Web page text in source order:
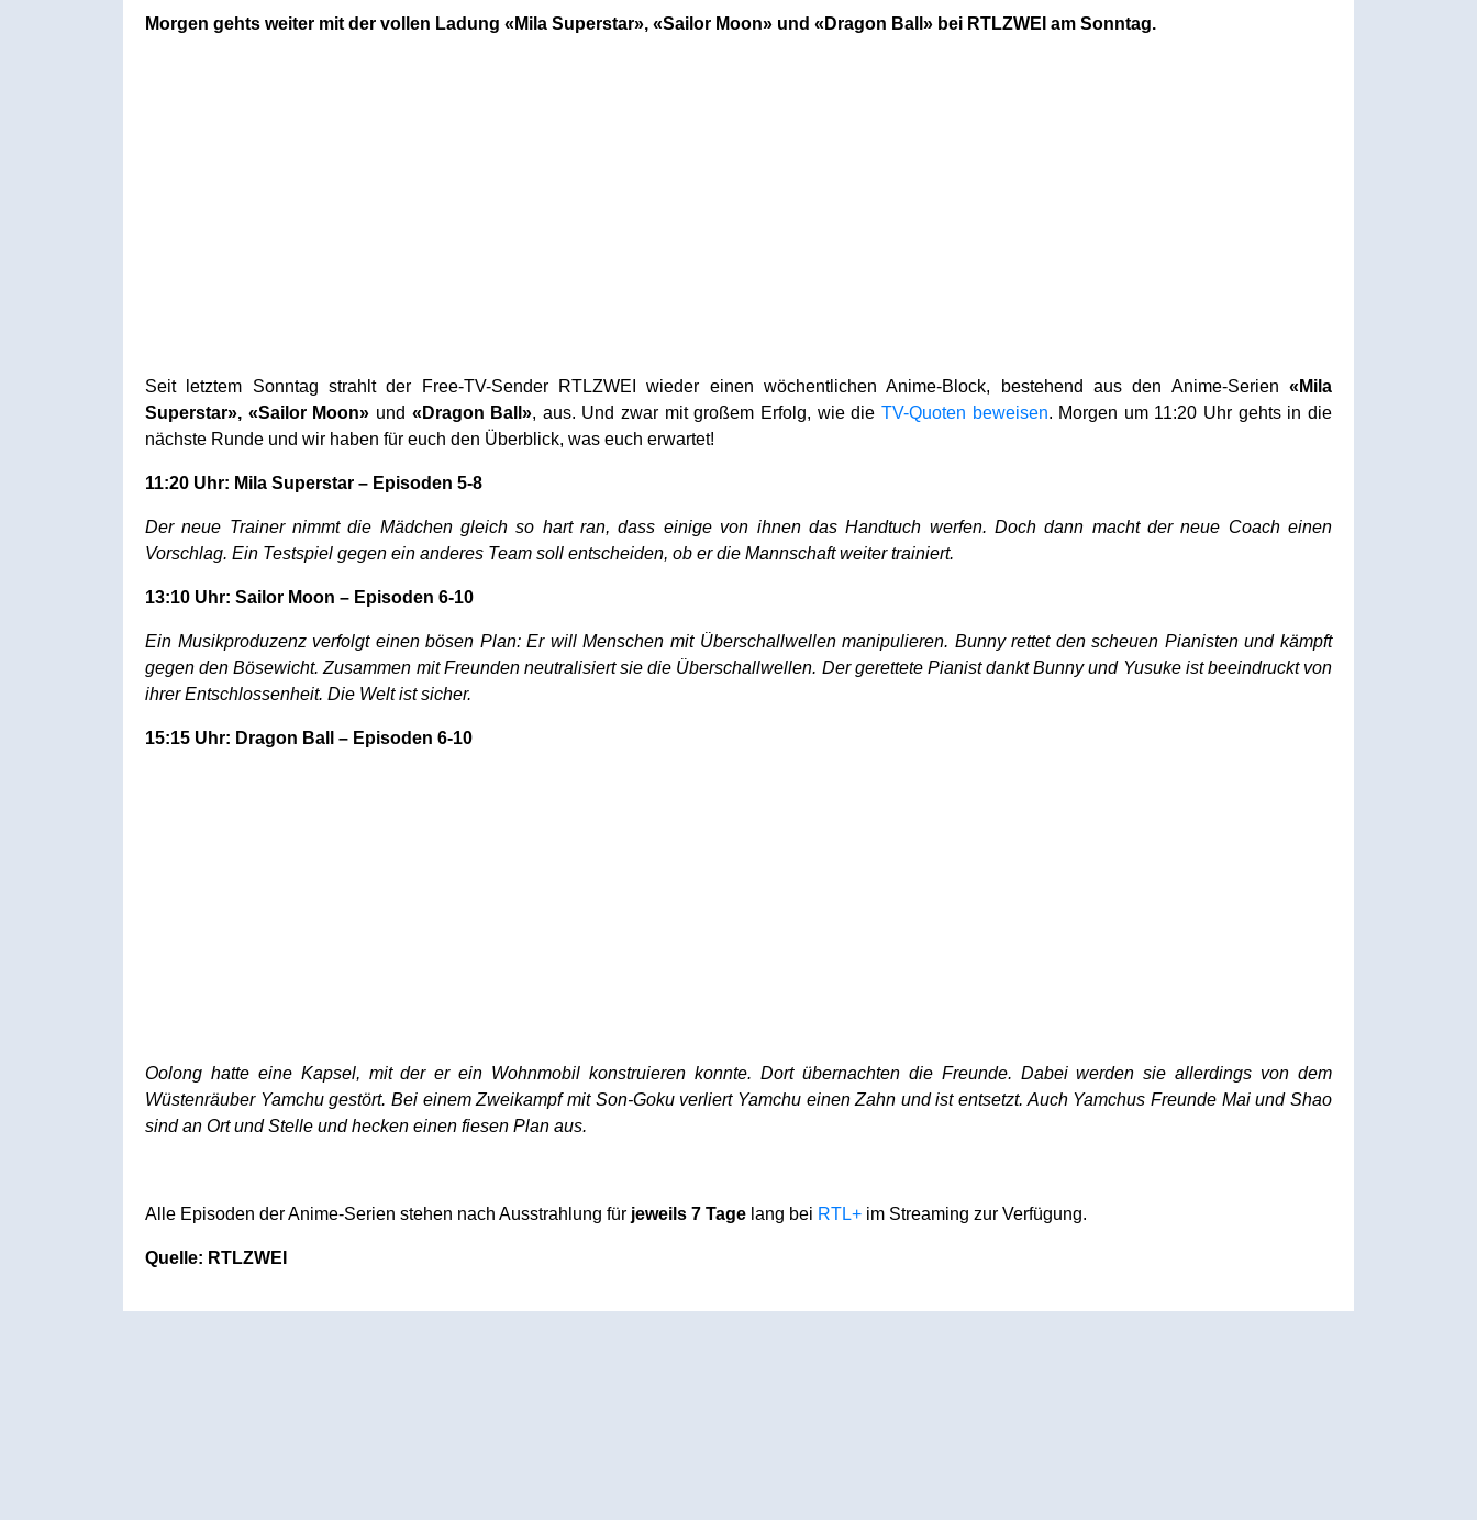
Morgen gehts weiter mit der vollen Ladung «Mila Superstar», «Sailor Moon» und «Dragon Ball» bei RTLZWEI am Sonntag.
Seit letztem Sonntag strahlt der Free-TV-Sender RTLZWEI wieder einen wöchentlichen Anime-Block, bestehend aus den Anime-Serien «Mila
Superstar», «Sailor Moon» und «Dragon Ball», aus. Und zwar mit großem Erfolg, wie die TV-Quoten beweisen. Morgen um 11:20 Uhr gehts in die
nächste Runde und wir haben für euch den Überblick, was euch erwartet!
11:20 Uhr: Mila Superstar – Episoden 5-8
Der neue Trainer nimmt die Mädchen gleich so hart ran, dass einige von ihnen das Handtuch werfen. Doch dann macht der neue Coach einen
Vorschlag. Ein Testspiel gegen ein anderes Team soll entscheiden, ob er die Mannschaft weiter trainiert.
13:10 Uhr: Sailor Moon – Episoden 6-10
Ein Musikproduzenz verfolgt einen bösen Plan: Er will Menschen mit Überschallwellen manipulieren. Bunny rettet den scheuen Pianisten und kämpft
gegen den Bösewicht. Zusammen mit Freunden neutralisiert sie die Überschallwellen. Der gerettete Pianist dankt Bunny und Yusuke ist beeindruckt von
ihrer Entschlossenheit. Die Welt ist sicher.
15:15 Uhr: Dragon Ball – Episoden 6-10
Oolong hatte eine Kapsel, mit der er ein Wohnmobil konstruieren konnte. Dort übernachten die Freunde. Dabei werden sie allerdings von dem
Wüstenräuber Yamchu gestört. Bei einem Zweikampf mit Son-Goku verliert Yamchu einen Zahn und ist entsetzt. Auch Yamchus Freunde Mai und Shao
sind an Ort und Stelle und hecken einen fiesen Plan aus.
Alle Episoden der Anime-Serien stehen nach Ausstrahlung für jeweils 7 Tage lang bei RTL+ im Streaming zur Verfügung.
Quelle: RTLZWEI